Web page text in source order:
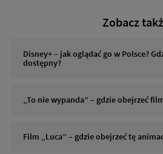
Zobacz
Disney+ – jak oglądać go w Polsce?
dostępny?
„To nie wypanda” – gdzie obejrzeć
Film „Luca” – gdzie obejrzeć tę